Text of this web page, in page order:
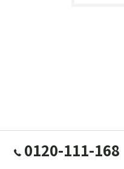
0120-111-168